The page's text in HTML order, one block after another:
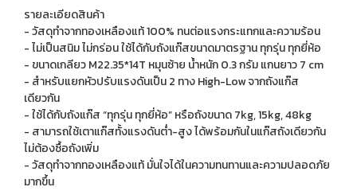
รายละเอียดสินค้า
- วัสดุทำจากทองเหลืองแท้ 100% ทนต่อแรงกระแทกและความร้อน
- ไม่เป็นสนิม ไม่กร่อน ใช้ได้กับถังแก๊สขนาดมาตรฐาน ทุกรุ่น ทุกยี่ห้อ
- ขนาดเกลียว M22.35*14T หมุนซ้าย น้ำหนัก 0.3 กรัม แกนยาว 7 cm
- สำหรับแยกหัวปรับแรงดันเป็น 2 ทาง High-Low จากถังแก๊ส
เดียวกัน
- ใช้ได้กับถังแก๊ส “ทุกรุ่น ทุกยี่ห้อ” หรือถังขนาด 7kg, 15kg, 48kg
- สามารถใช้เตาแก๊สทั้งแรงดันต่ำ-สูง ได้พร้อมกันในแก๊สถังเดียวกัน
ไม่ต้องซื้อถังเพิ่ม
- วัสดุทำจากทองเหลืองแท้ มั่นใจได้ในความทนทานและความปลอดภัย
มากขึ้น